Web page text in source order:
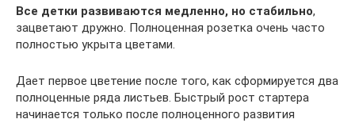
Все детки развиваются медленно, но стабильно,
зацветают дружно. Полноценная розетка очень часто
полностью укрыта цветами.
Дает первое цветение после того, как сформируется два
полноценные ряда листьев. Быстрый рост стартера
начинается только после полноценного развития